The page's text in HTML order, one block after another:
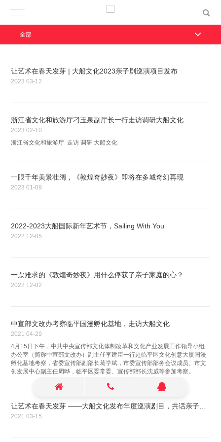
让艺术在春天发芽 | 大船文化2023亲子剧巡演项目发布
2023 03-12
浙江省文化和旅游厅刁玉泉副厅长一行走访调研大船文化
2023 02-10
浙江省文化和旅游厅 走访 调研 大船文化
一眼千年美景壮阔，《敦煌奇妙夜》即将在多城奇幻再现
2023 01-09
2022-2023大船国际新年艺术节，Sailing With You
2022 12-05
一票难求的《敦煌奇妙夜》用什么俘获了亲子家庭的心？
2022 12-02
中宣部文改办考察临平国漫孵化基地，走访大船文化
2021 04-29
4月15日下午，中共中央宣传部文化体制改革和文化产业发展工作领导小组
办公室（简称中宣部文改办）副主任李建臣一行赴临平区文化创意大厦国漫
孵化基地考察，省委宣传部副部长葛学斌，市委宣传部部务会议成员、市文
创发展中心副主任周晔，临平区委常委、宣传部部长沈威等参加考察。
2021 03-15
全部